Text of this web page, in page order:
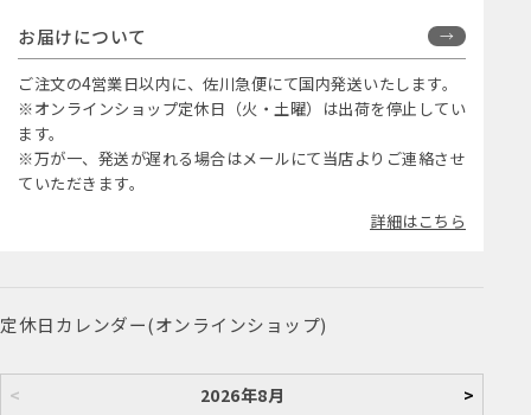
お届けについて
ご注文の4営業日以内に、佐川急便にて国内発送いたします。
※オンラインショップ定休日（火・土曜）は出荷を停止してい
ます。
※万が一、発送が遅れる場合はメールにて当店よりご連絡させ
ていただきます。
詳細はこちら
定休日カレンダー(オンラインショップ)
< 2026年8月 >